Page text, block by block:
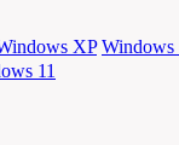
XP Windows
11